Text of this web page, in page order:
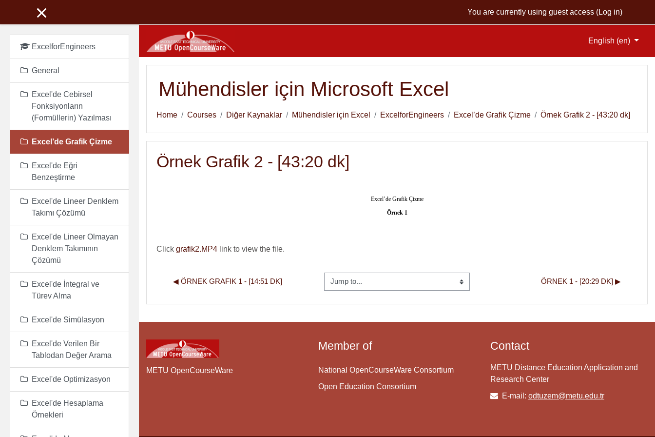
You are currently using guest access (Log in)
English ‎(en)‎
Mühendisler için Microsoft Excel
Home Courses Diğer Kaynaklar Mühendisler için Excel ExcelforEngineers Excel’de Grafik Çizme Örnek Grafik 2 - [43:20 dk]
Örnek Grafik 2 - [43:20 dk]
Excel’de Grafik Çizme
Örnek 1
Click grafik2.MP4 link to view the file.
◀︎ ÖRNEK GRAFIK 1 - [14:51 DK] Jump to... ÖRNEK 1 - [20:29 DK] ▶︎
ExcelforEngineers
General
Excel'de Cebirsel
Fonksiyonların
(Formüllerin) Yazılması
Excel’de Grafik Çizme
Excel'de Eğri
Benzeştirme
Excel'de Lineer Denklem
Takımı Çözümü
Excel'de Lineer Olmayan
Denklem Takımının
Çözümü
Excel'de İntegral ve
Türev Alma
Excel'de Simülasyon
Excel'de Verilen Bir
Tablodan Değer Arama
Excel'de Optimizasyon
Excel'de Hesaplama
Örnekleri
METU OpenCourseWare
Member of
National OpenCourseWare Consortium
Open Education Consortium
Contact
METU Distance Education Application and
Research Center
E-mail: odtuzem@metu.edu.tr